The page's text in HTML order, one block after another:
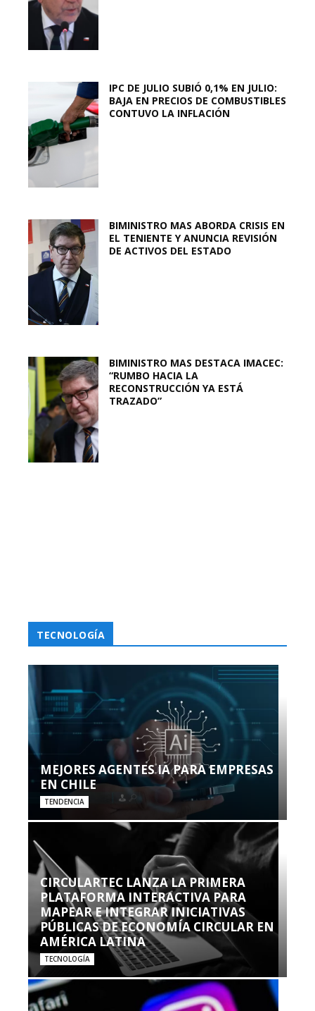
IPC DE JULIO SUBIÓ 0,1% EN JULIO:
BAJA EN PRECIOS DE COMBUSTIBLES
CONTUVO LA INFLACIÓN
BIMINISTRO MAS ABORDA CRISIS EN
EL TENIENTE Y ANUNCIA REVISIÓN
DE ACTIVOS DEL ESTADO
BIMINISTRO MAS DESTACA IMACEC:
“RUMBO HACIA LA
RECONSTRUCCIÓN YA ESTÁ
TRAZADO”
TECNOLOGÍA
MEJORES AGENTES IA PARA EMPRESAS
EN CHILE
TENDENCIA
CIRCULARTEC LANZA LA PRIMERA
PLATAFORMA INTERACTIVA PARA
MAPEAR E INTEGRAR INICIATIVAS
PÚBLICAS DE ECONOMÍA CIRCULAR EN
AMÉRICA LATINA
TECNOLOGÍA